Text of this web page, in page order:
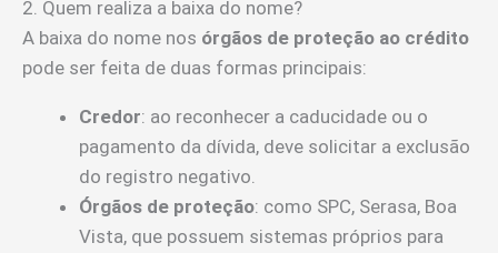
2. Quem realiza a baixa do nome?
A baixa do nome nos órgãos de proteção ao crédito
pode ser feita de duas formas principais:
Credor: ao reconhecer a caducidade ou o
pagamento da dívida, deve solicitar a exclusão
do registro negativo.
Órgãos de proteção: como SPC, Serasa, Boa
Vista, que possuem sistemas próprios para